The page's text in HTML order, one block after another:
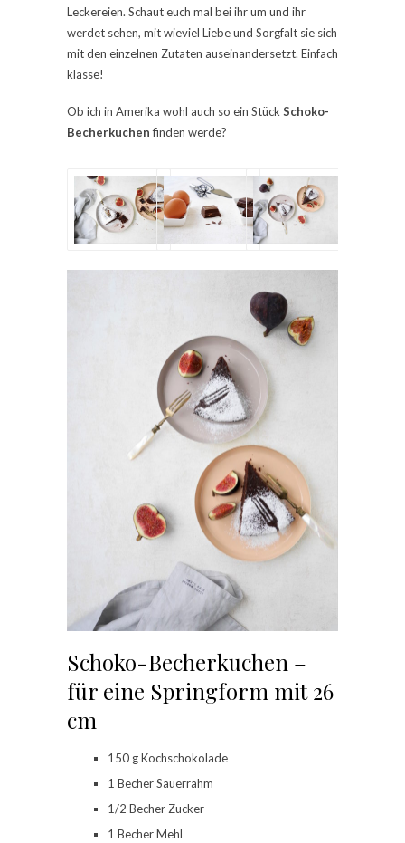
Leckereien. Schaut euch mal bei ihr um und ihr
werdet sehen, mit wieviel Liebe und Sorgfalt sie sich
mit den einzelnen Zutaten auseinandersetzt. Einfach
klasse!
Ob ich in Amerika wohl auch so ein StückSchoko-
Becherkuchenfinden werde?
Schoko-Becherkuchen –
für eine Springform mit 26
cm
150 g Kochschokolade
1 Becher Sauerrahm
1/2 Becher Zucker
1 Becher Mehl